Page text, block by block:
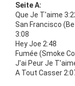
Seite A:
Que Je T'aime
San Francisco
3:08
Hey Joe 2:48
Fumée (Smoke
J'ai Peur Je
A Tout Casser